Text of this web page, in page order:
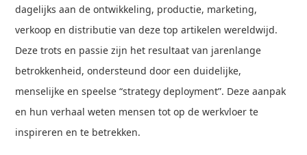
dagelijks aan de ontwikkeling, productie, marketing,
verkoop en distributie van deze top artikelen wereldwijd.
Deze trots en passie zijn het resultaat van jarenlange
betrokkenheid, ondersteund door een duidelijke,
menselijke en speelse “strategy deployment”. Deze aanpak
en hun verhaal weten mensen tot op de werkvloer te
inspireren en te betrekken.